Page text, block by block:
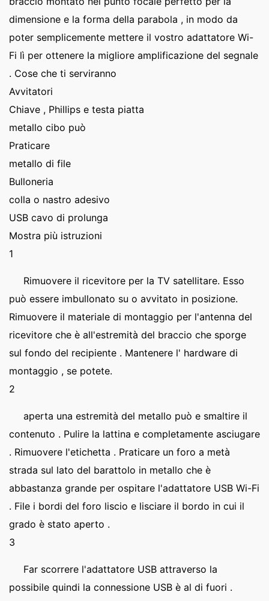
dimensione e la forma della parabola , in modo da
poter semplicemente mettere il vostro adattatore Wi-
Fi lì per ottenere la migliore amplificazione del segnale
. Cose che ti serviranno
Avvitatori
Chiave , Phillips e testa piatta
metallo cibo può
Praticare
metallo di file
Bulloneria
colla o nastro adesivo
USB cavo di prolunga
Mostra più istruzioni
1
Rimuovere il ricevitore per la TV satellitare. Esso
può essere imbullonato su o avvitato in posizione.
Rimuovere il materiale di montaggio per l'antenna del
ricevitore che è all'estremità del braccio che sporge
sul fondo del recipiente . Mantenere l' hardware di
montaggio , se potete.
2
aperta una estremità del metallo può e smaltire il
contenuto . Pulire la lattina e completamente asciugare
. Rimuovere l'etichetta . Praticare un foro a metà
strada sul lato del barattolo in metallo che è
abbastanza grande per ospitare l'adattatore USB Wi-Fi
. File i bordi del foro liscio e lisciare il bordo in cui il
grado è stato aperto .
3
Far scorrere l'adattatore USB attraverso la
possibile quindi la connessione USB è al di fuori .